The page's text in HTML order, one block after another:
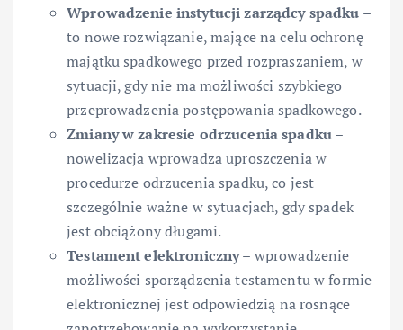
Wprowadzenie instytucji zarządcy spadku –
to nowe rozwiązanie, mające na celu ochronę
majątku spadkowego przed rozpraszaniem, w
sytuacji, gdy nie ma możliwości szybkiego
przeprowadzenia postępowania spadkowego.
Zmiany w zakresie odrzucenia spadku–
nowelizacja wprowadza uproszczenia w
procedurze odrzucenia spadku, co jest
szczególnie ważne w sytuacjach, gdy spadek
jest obciążony długami.
Testament elektroniczny– wprowadzenie
możliwości sporządzenia testamentu w formie
elektronicznej jest odpowiedzią na rosnące